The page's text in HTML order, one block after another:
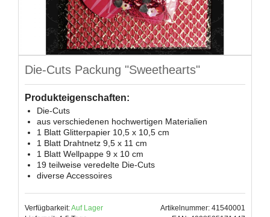
Die-Cuts Packung "Sweethearts"
Produkteigenschaften:
Die-Cuts
aus verschiedenen hochwertigen Materialien
1 Blatt Glitterpapier 10,5 x 10,5 cm
1 Blatt Drahtnetz 9,5 x 11 cm
1 Blatt Wellpappe 9 x 10 cm
19 teilweise veredelte Die-Cuts
diverse Accessoires
Verfügbarkeit:Auf Lager
Artikelnummer: 41540001